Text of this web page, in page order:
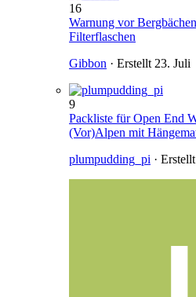
16
Warnung vor
Filterflaschen
Gibbon · Erstellt 23. Juli
9
Packliste für Open End
(Vor)Alpen mit
plumpudding_pi · Erstellt